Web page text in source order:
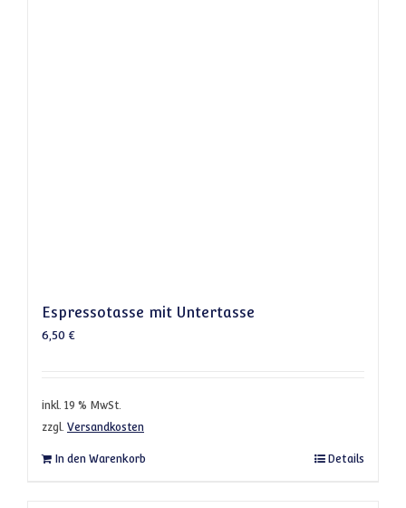
Espressotasse mit Untertasse
6,50 €
inkl. 19 % MwSt.
zzgl. Versandkosten
In den Warenkorb Details